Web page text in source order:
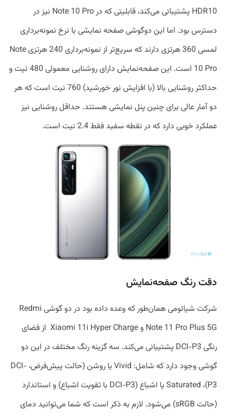
HDR10 پشتیبانی می‌کند، قابلیتی که در Note 10 Pro نیز در
دسترس بود. اما این دوگوشی صفحه نمایشی با نرخ نمونه‌برداری
لمسی 360 هرتزی دارند که سریع‌تر از نمونه‌برداری 240 هرتزی Note
10 Pro است. این صفحه‌نمایش دارای روشنایی معمولی 480 نیت و
حداکثر روشنایی بالا (با افزایش نور خورشید) 760 نیت است که هر
دو آمار عالی برای چنین پنل نمایشی هستند. حداقل روشنایی نیز
عملکرد خوبی دارد که در نقطه سفید فقط 2.4 نیت است.
دقت رنگ صفحه‌نمایش
شرکت شیائومی همان‌طور که وعده داده بود در دو گوشی Redmi
Note 11 Pro Plus 5G و Xiaomi 11i Hyper Charge از فضای
رنگی DCI-P3 پشتیبانی می‌کند. سه گزینه رنگ مختلف در این دو
گوشی وجود دارد که شامل: Vivid یا روشن (حالت پیش‌فرض، DCI-
P3)، Saturated یا اشباع (DCI-P3 با تقویت اشباع) و استاندارد
(حالت sRGB) می‌شود. لازم به ذکر است که شما می‌توانید دمای